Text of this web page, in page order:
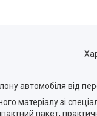
автомобіля від
матеріалу зі
пакет,